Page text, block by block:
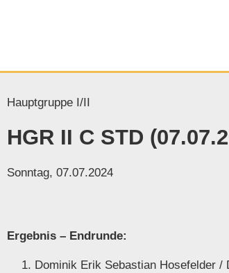
Hauptgruppe I/II
HGR II C STD
Sonntag, 07.07.2024
Ergebnis – Endrunde:
Dominik Erik Sebastian Hosefelder /